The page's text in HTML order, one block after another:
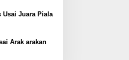
Usai Juara Piala
Arak arakan